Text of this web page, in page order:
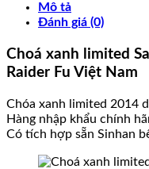
Mô tả
Đánh giá (0)
Choá xanh limited
Raider Fu Việt Nam
Chóa xanh limited 2014
Hàng nhập khẩu chính
Có tích hợp sẵn Sinhan